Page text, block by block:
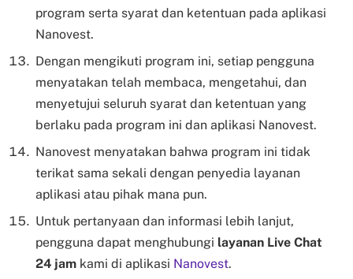
program serta syarat dan ketentuan pada aplikasi
Nanovest.
Dengan mengikuti program ini, setiap pengguna
menyatakan telah membaca, mengetahui, dan
menyetujui seluruh syarat dan ketentuan yang
berlaku pada program ini dan aplikasi Nanovest.
Nanovest menyatakan bahwa program ini tidak
terikat sama sekali dengan penyedia layanan
aplikasi atau pihak mana pun.
Untuk pertanyaan dan informasi lebih lanjut,
pengguna dapat menghubungi layanan Live Chat
24 jam kami di aplikasi Nanovest.